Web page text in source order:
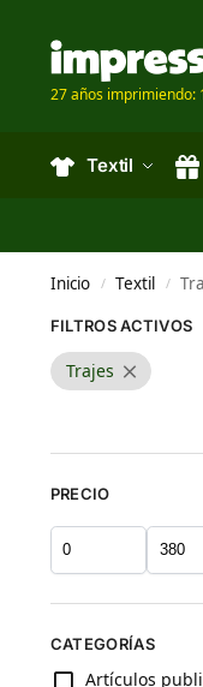
27 años imprimiendo:
Textil
Inicio / Textil /
FILTROS ACTIVOS
Trajes
PRECIO
CATEGORÍAS
Artículos